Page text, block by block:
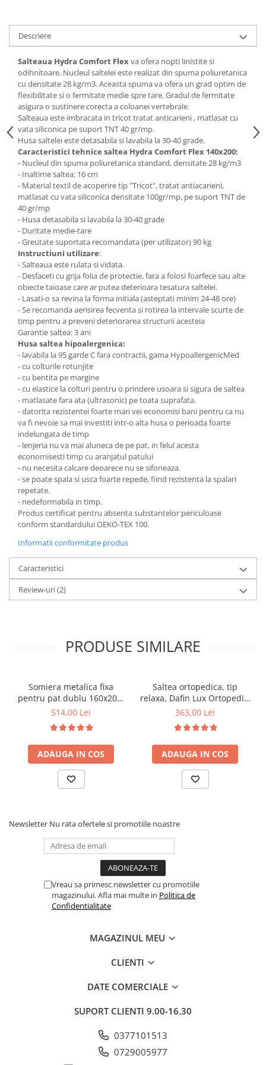
Scaune gradinita
Set mese si scaune gradinita
Mobilier copii
Mobila camera copii
Scaune birou pentru copii
Saltele patuturi copii
Paturi copii
Masa si scaune gradinita
Seturi comode living si dormitor
Descriere
Salteaua Hydra Comfort Flexva ofera nopti linistite si
odihnitoare. Nucleul saltelei este realizat din spuma poliuretanica
cu densitate 28 kg/m3. Aceasta spuma va ofera un grad optim de
flexibilitate si o fermitate medie spre tare. Gradul de fermitate
asigura o sustinere corecta a coloanei vertebrale.
Salteaua este imbracata in tricot tratat anticarieni , matlasat cu
vata siliconica pe suport TNT 40 gr/mp.
Husa saltelei este detasabila si lavabila la 30-40 grade.
Caracteristici tehnice saltea Hydra Comfort Flex 140x200:
- Nucleul din spuma poliuretanica standard, densitate 28 kg/m3
- Inaltime saltea: 16 cm
- Material textil de acoperire tip "Tricot", tratat antiacarieni,
matlasat cu vata siliconica densitate 100gr/mp, pe suport TNT de
40 gr/mp
- Husa detasabila si lavabila la 30-40 grade
- Duritate medie-tare
- Greutate suportata recomandata (per utilizator) 90 kg
Instructiuni utilizare:
- Salteaua este rulata si vidata.
- Desfaceti cu grija folia de protectie, fara a folosi foarfece sau alte
obiecte taioase care ar putea deterioara tesatura saltelei.
- Lasati-o sa revina la forma initiala (asteptati minim 24-48 ore)
- Se recomanda aerisirea fecventa si rotirea la intervale scurte de
timp pentru a preveni deteriorarea structurii acesteia
Garantie saltea: 3 ani
Husa saltea hipoalergenica:
- lavabila la 95 garde C fara contractii, gama HypoallergenicMed
- cu colturile rotunjite
- cu bentita pe margine
- cu elastice la colturi pentru o prindere usoara si sigura de saltea
- matlasate fara ata (ultrasonic) pe toata suprafata.
- datorita rezistentei foarte mari vei economisi bani pentru ca nu
va fi nevoie sa mai investiti intr-o alta husa o perioada foarte
indelungata de timp
- lenjeria nu va mai aluneca de pe pat, in felul acesta
economisesti timp cu aranjatul patului
- nu necesita calcare deoarece nu se sifoneaza.
- se poate spala si usca foarte repede, fiind rezistenta la spalari
repetate.
- nedeformabila in timp.
Produs certificat pentru absenta substantelor periculoase
conform standardului OEKO-TEX 100.
Informatii conformitate produs
Caracteristici
Review-uri(2)
PRODUSE SIMILARE
Somiera metalica fixa
pentru pat dublu 160x200,
6 picioare, 32 lamele lemn
saltea ferm, negru
514,00 Lei
ADAUGA IN COS
Saltea ortopedica, tip
relaxa, Dafin Lux Ortopedic,
90x200x21cm, fermitate
tip Bonell, fata vara-iarna,
sistem de aerisire cu
butoni, Salt Confort
363,00 Lei
ADAUGA IN COS
Newsletter Nu rata ofertele si promotiile noastre
Vreau sa primesc newsletter cu promotiile
magazinului. Afla mai multe in Politica de
Confidentialitate
MAGAZINUL MEU
CLIENTI
DATE COMERCIALE
SUPORT CLIENTI 9.00-16.30
0377101513
0729005977